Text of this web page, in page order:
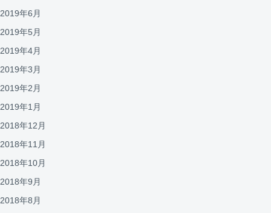
2019年6月
2019年5月
2019年4月
2019年3月
2019年2月
2019年1月
2018年12月
2018年11月
2018年10月
2018年9月
2018年8月